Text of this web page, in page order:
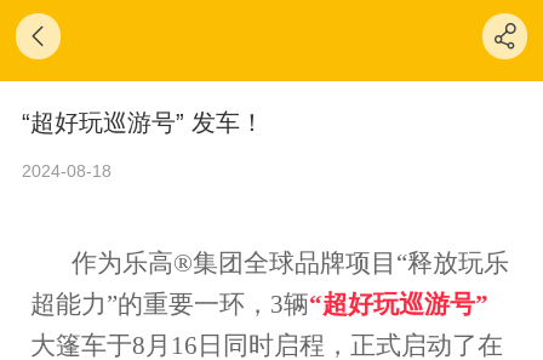
“超好玩巡游号” 发车！
2024-08-18
作为乐高®集团全球品牌项目“释放玩乐
超能力”的重要一环，3辆“超好玩巡游号”
大篷车于8月16日同时启程，正式启动了在